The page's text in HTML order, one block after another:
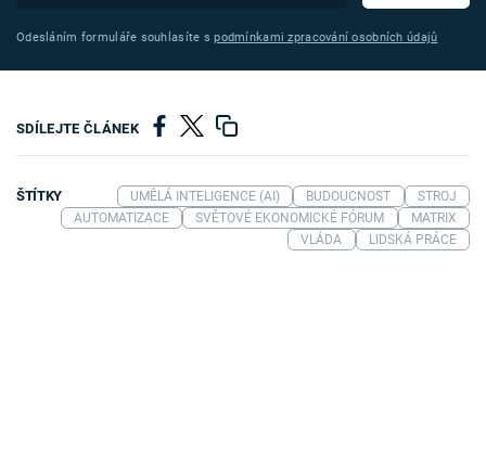
Odesláním formuláře souhlasíte spodmínkami zpracování osobních údajů
SDÍLEJTE ČLÁNEK
ŠTÍTKY UMĚLÁ INTELIGENCE (AI) BUDOUCNOST
STROJ
AUTOMATIZACE
SVĚTOVÉ EKONOMICKÉ FÓRUM
MATRIX
VLÁDA
LIDSKÁ PRÁCE